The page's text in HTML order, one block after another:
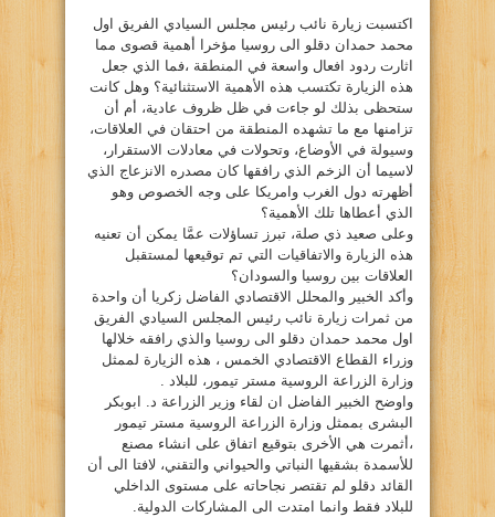
اكتسبت زيارة نائب رئيس مجلس السيادي الفريق اول
محمد حمدان دقلو الى روسيا مؤخرا أهمية قصوى مما
اثارت ردود افعال واسعة في المنطقة ،فما الذي جعل
هذه الزيارة تكتسب هذه الأهمية الاستثنائية؟ وهل كانت
ستحظى بذلك لو جاءت في ظل ظروف عادية، أم أن
تزامنها مع ما تشهده المنطقة من احتقان في العلاقات،
وسيولة في الأوضاع، وتحولات في معادلات الاستقرار،
لاسيما أن الزخم الذي رافقها كان مصدره الانزعاج الذي
أظهرته دول الغرب وامريكا على وجه الخصوص وهو
الذي أعطاها تلك الأهمية؟
وعلى صعيد ذي صلة، تبرز تساؤلات عمَّا يمكن أن تعنيه
هذه الزيارة والاتفاقيات التي تم توقيعها لمستقبل
العلاقات بين روسيا والسودان؟
وأكد الخبير والمحلل الاقتصادي الفاضل زكريا أن واحدة
من ثمرات زيارة نائب رئيس المجلس السيادي الفريق
اول محمد حمدان دقلو الى روسيا والذي رافقه خلالها
وزراء القطاع الاقتصادي الخمس ، هذه الزيارة لممثل
وزارة الزراعة الروسية مستر تيمور، للبلاد .
واوضح الخبير الفاضل ان لقاء وزير الزراعة د. ابوبكر
البشرى بممثل وزارة الزراعة الروسية مستر تيمور
،أثمرت هي الأخرى بتوقيع اتفاق على انشاء مصنع
للأسمدة بشقيها النباتي والحيواني والتقني، لافتا الى أن
القائد دقلو لم تقتصر نجاحاته على مستوى الداخلي
للبلاد فقط وانما امتدت الى المشاركات الدولية.